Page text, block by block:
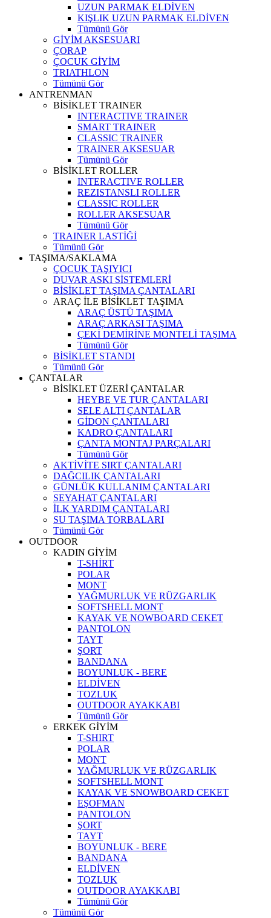
UZUN PARMAK ELDİVEN
KIŞLIK UZUN PARMAK ELDİVEN
Tümünü Gör
GİYİM AKSESUARI
ÇORAP
ÇOCUK GİYİM
TRIATHLON
Tümünü Gör
ANTRENMAN
BİSİKLET TRAINER
INTERACTIVE TRAINER
SMART TRAINER
CLASSIC TRAINER
TRAINER AKSESUAR
Tümünü Gör
BİSİKLET ROLLER
INTERACTIVE ROLLER
REZISTANSLI ROLLER
CLASSIC ROLLER
ROLLER AKSESUAR
Tümünü Gör
TRAINER LASTİĞİ
Tümünü Gör
TAŞIMA/SAKLAMA
ÇOCUK TAŞIYICI
DUVAR ASKI SİSTEMLERİ
BİSİKLET TAŞIMA ÇANTALARI
ARAÇ İLE BİSİKLET TAŞIMA
ARAÇ ÜSTÜ TAŞIMA
ARAÇ ARKASI TAŞIMA
ÇEKİ DEMİRİNE MONTELİ TAŞIMA
Tümünü Gör
BİSİKLET STANDI
Tümünü Gör
ÇANTALAR
BİSİKLET ÜZERİ ÇANTALAR
HEYBE VE TUR ÇANTALARI
SELE ALTI ÇANTALAR
GİDON ÇANTALARI
KADRO ÇANTALARI
ÇANTA MONTAJ PARÇALARI
Tümünü Gör
AKTİVİTE SIRT ÇANTALARI
DAĞCILIK ÇANTALARI
GÜNLÜK KULLANIM ÇANTALARI
SEYAHAT ÇANTALARI
İLK YARDIM ÇANTALARI
SU TAŞIMA TORBALARI
Tümünü Gör
OUTDOOR
KADIN GİYİM
T-SHİRT
POLAR
MONT
YAĞMURLUK VE RÜZGARLIK
SOFTSHELL MONT
KAYAK VE NOWBOARD CEKET
PANTOLON
TAYT
ŞORT
BANDANA
BOYUNLUK - BERE
ELDİVEN
TOZLUK
OUTDOOR AYAKKABI
Tümünü Gör
ERKEK GİYİM
T-SHIRT
POLAR
MONT
YAĞMURLUK VE RÜZGARLIK
SOFTSHELL MONT
KAYAK VE SNOWBOARD CEKET
EŞOFMAN
PANTOLON
ŞORT
TAYT
BOYUNLUK - BERE
BANDANA
ELDİVEN
TOZLUK
OUTDOOR AYAKKABI
Tümünü Gör
Tümünü Gör